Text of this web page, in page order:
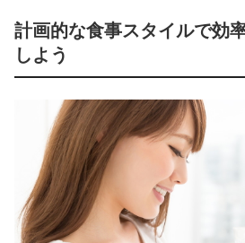
計画的な食事スタイルで効
しよう